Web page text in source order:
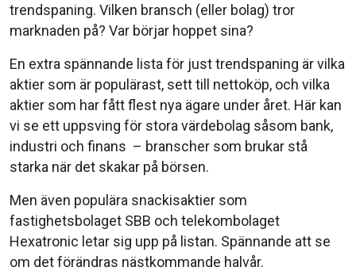
trendspaning. Vilken bransch (eller bolag) tror
marknaden på? Var börjar hoppet sina?
En extra spännande lista för just trendspaning är vilka
aktier som är populärast, sett till nettoköp, och vilka
aktier som har fått flest nya ägare under året. Här kan
vi se ett uppsving för stora värdebolag såsom bank,
industri och finans – branscher som brukar stå
starka när det skakar på börsen.
Men även populära snackisaktier som
fastighetsbolaget SBB och telekombolaget
Hexatronic letar sig upp på listan. Spännande att se
om det förändras nästkommande halvår.